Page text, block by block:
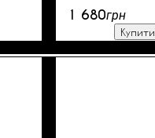
1 680грн
Купити